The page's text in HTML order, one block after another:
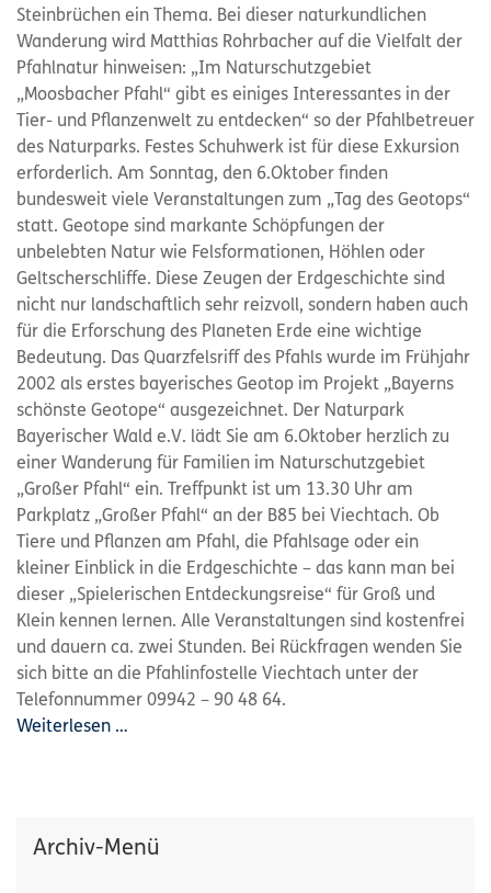
Steinbrüchen ein Thema. Bei dieser naturkundlichen
Wanderung wird Matthias Rohrbacher auf die Vielfalt der
Pfahlnatur hinweisen: „Im Naturschutzgebiet
„Moosbacher Pfahl“ gibt es einiges Interessantes in der
Tier- und Pflanzenwelt zu entdecken“ so der Pfahlbetreuer
des Naturparks. Festes Schuhwerk ist für diese Exkursion
erforderlich. Am Sonntag, den 6.Oktober finden
bundesweit viele Veranstaltungen zum „Tag des Geotops“
statt. Geotope sind markante Schöpfungen der
unbelebten Natur wie Felsformationen, Höhlen oder
Geltscherschliffe. Diese Zeugen der Erdgeschichte sind
nicht nur landschaftlich sehr reizvoll, sondern haben auch
für die Erforschung des Planeten Erde eine wichtige
Bedeutung. Das Quarzfelsriff des Pfahls wurde im Frühjahr
2002 als erstes bayerisches Geotop im Projekt „Bayerns
schönste Geotope“ ausgezeichnet. Der Naturpark
Bayerischer Wald e.V. lädt Sie am 6.Oktober herzlich zu
einer Wanderung für Familien im Naturschutzgebiet
„Großer Pfahl“ ein. Treffpunkt ist um 13.30 Uhr am
Parkplatz „Großer Pfahl“ an der B85 bei Viechtach. Ob
Tiere und Pflanzen am Pfahl, die Pfahlsage oder ein
kleiner Einblick in die Erdgeschichte – das kann man bei
dieser „Spielerischen Entdeckungsreise“ für Groß und
Klein kennen lernen. Alle Veranstaltungen sind kostenfrei
und dauern ca. zwei Stunden. Bei Rückfragen wenden Sie
sich bitte an die Pfahlinfostelle Viechtach unter der
Telefonnummer 09942 – 90 48 64.
Weiterlesen …
Archiv-Menü